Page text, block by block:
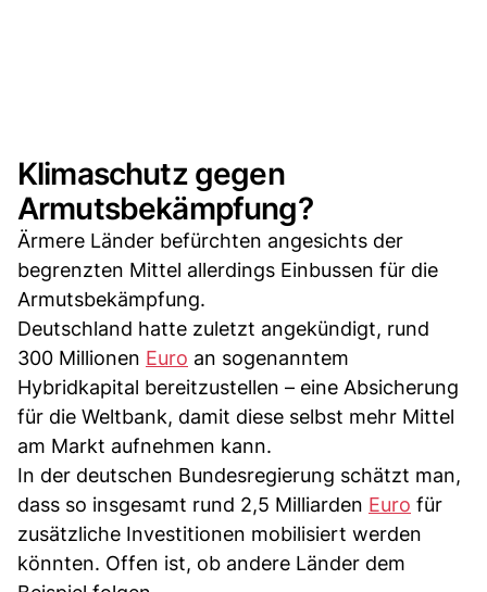
Klimaschutz gegen
Armutsbekämpfung?
Ärmere Länder befürchten angesichts der
begrenzten Mittel allerdings Einbussen für die
Armutsbekämpfung.
Deutschland hatte zuletzt angekündigt, rund
300 Millionen Euro an sogenanntem
Hybridkapital bereitzustellen – eine Absicherung
für die Weltbank, damit diese selbst mehr Mittel
am Markt aufnehmen kann.
In der deutschen Bundesregierung schätzt man,
dass so insgesamt rund 2,5 Milliarden Euro für
zusätzliche Investitionen mobilisiert werden
könnten. Offen ist, ob andere Länder dem